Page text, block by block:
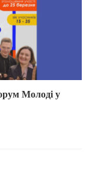
Молоді у